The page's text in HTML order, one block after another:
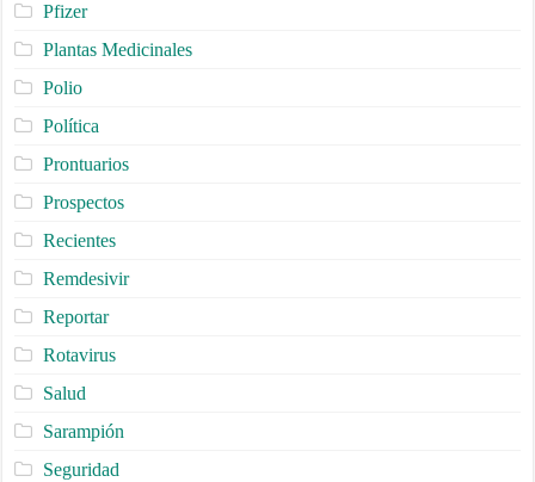
Pfizer
Plantas Medicinales
Polio
Política
Prontuarios
Prospectos
Recientes
Remdesivir
Reportar
Rotavirus
Salud
Sarampión
Seguridad